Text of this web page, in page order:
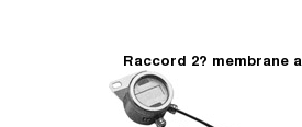
Raccord 2? membrane